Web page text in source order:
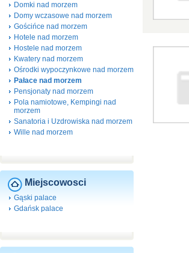
Domki nad morzem
Domy wczasowe nad morzem
Gościńce nad morzem
Hotele nad morzem
Hostele nad morzem
Kwatery nad morzem
Ośrodki wypoczynkowe nad morzem
Pałace nad morzem
Pensjonaty nad morzem
Pola namiotowe, Kempingi nad
morzem
Sanatoria i Uzdrowiska nad morzem
Wille nad morzem
Miejscowosci
Gąski palace
Gdańsk palace